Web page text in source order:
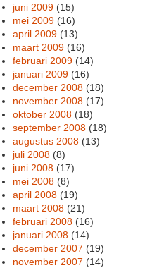
juni 2009 (15)
mei 2009 (16)
april 2009 (13)
maart 2009 (16)
februari 2009 (14)
januari 2009 (16)
december 2008 (18)
november 2008 (17)
oktober 2008 (18)
september 2008 (18)
augustus 2008 (13)
juli 2008 (8)
juni 2008 (17)
mei 2008 (8)
april 2008 (19)
maart 2008 (21)
februari 2008 (16)
januari 2008 (14)
december 2007 (19)
november 2007 (14)